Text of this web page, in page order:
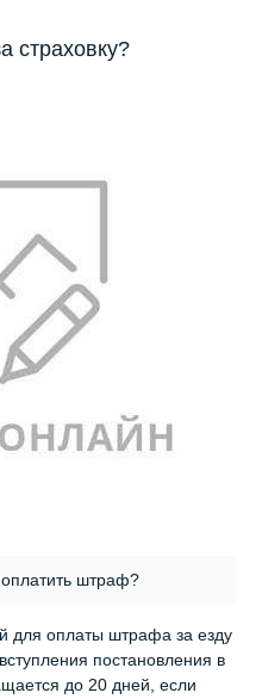
страховку?
штраф?
для оплаты штрафа за езду
постановления в
до 20 дней, если